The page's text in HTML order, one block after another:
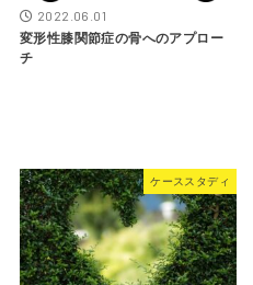
2022.06.01
変形性膝関節症の骨へのアプロー
チ
ケーススタディ